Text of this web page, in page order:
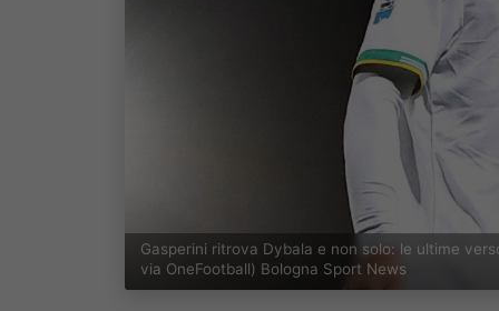
Gasperini ritrova Dybala e non solo: le ultime
via OneFootball) Bologna Sport News